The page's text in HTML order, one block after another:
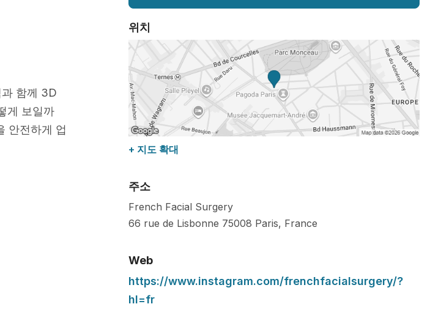
과 함께 3D
게 보일까
안전하게 업
위치
+ 지도 확대
주소
French Facial Surgery
66 rue de Lisbonne 75008 Paris, France
Web
https://www.instagram.com/frenchfacialsurgery/?
hl=fr